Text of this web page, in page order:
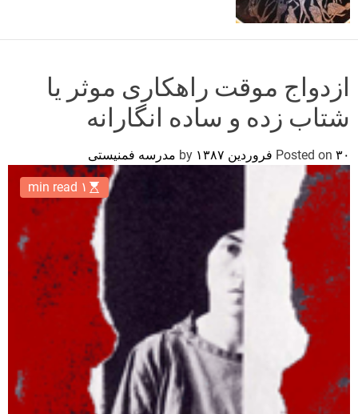
d
e
ازدواج موقت راهکاری موثر یا
شتاب زده و ساده انگارانه
Posted on ۳۰ فروردین ۱۳۸۷ مدرسه فمنیستی
۱ min read